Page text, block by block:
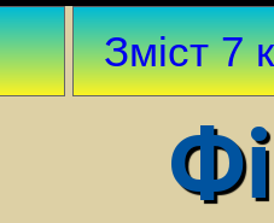
Зміст 7